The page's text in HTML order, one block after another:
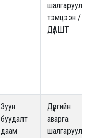
шалгаруулах
тэмцээн /
ДүАШТ
Зуун
буудалт
даам
Дүүргийн
аварга
шалгаруулах